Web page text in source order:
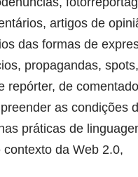
artigos de
das formas de
propagandas,
de
as
práticas de
da Web 2.0,